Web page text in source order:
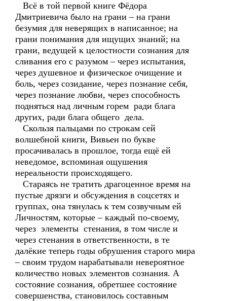
Всё в той первой книге Фёдора
Дмитриевича было на грани – на грани
безумия для неверящих в написанное; на
грани понимания для ищущих знаний; на
грани, ведущей к целостности сознания для
сливания его с разумом – через испытания,
через душевное и физическое очищение и
боль, через созидание, через познание себя,
через познание любви, через способность
подняться над личным горем ради блага
других, ради блага общего дела.
Скользя пальцами по строкам сей
волшебной книги, Вивьен по букве
просачивалась в прошлое, тогда ещё ей
неведомое, вспоминая ощушения
нереальности происходящего.
Стараясь не тратить драгоценное время на
пустые дрязги и обсуждения в соцсетях и
группах, она тянулась к тем созвучным ей
Личностям, которые – каждый по-своему,
через элементы стенания, в том числе и
через стенания в ответственности, в те
далёкие теперь годы обрушения старого мира
– своим трудом нарабатывали невероятноe
количество новых элементов сознания. А
состояние сознания, обретшее состояние
совершенства, становилось составным